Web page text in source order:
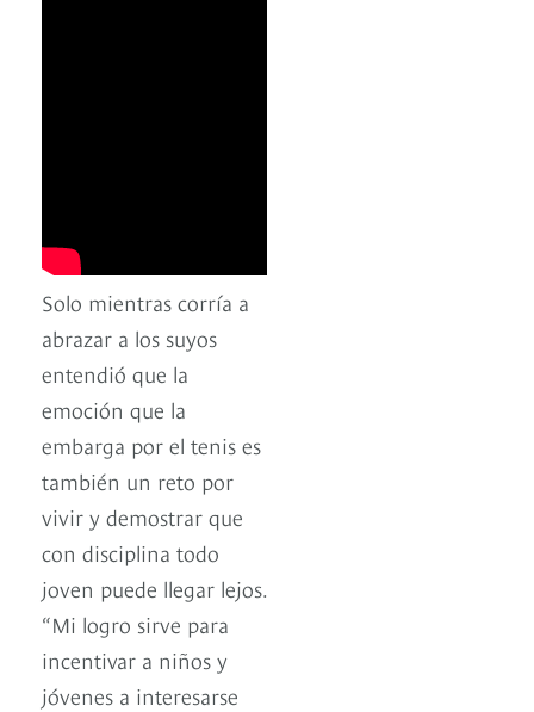
Solo mientras corría a
abrazar a los suyos
entendió que la
emoción que la
embarga por el tenis es
también un reto por
vivir y demostrar que
con disciplina todo
joven puede llegar lejos.
“Mi logro sirve para
incentivar a niños y
jóvenes a interesarse